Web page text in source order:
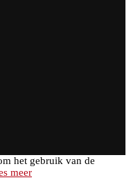
het gebruik van de
meer